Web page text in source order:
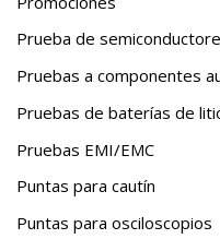
Prueba de
Pruebas a componentes
Pruebas de baterías de
Pruebas EMI/EMC
Puntas para cautín
Puntas para osciloscopios